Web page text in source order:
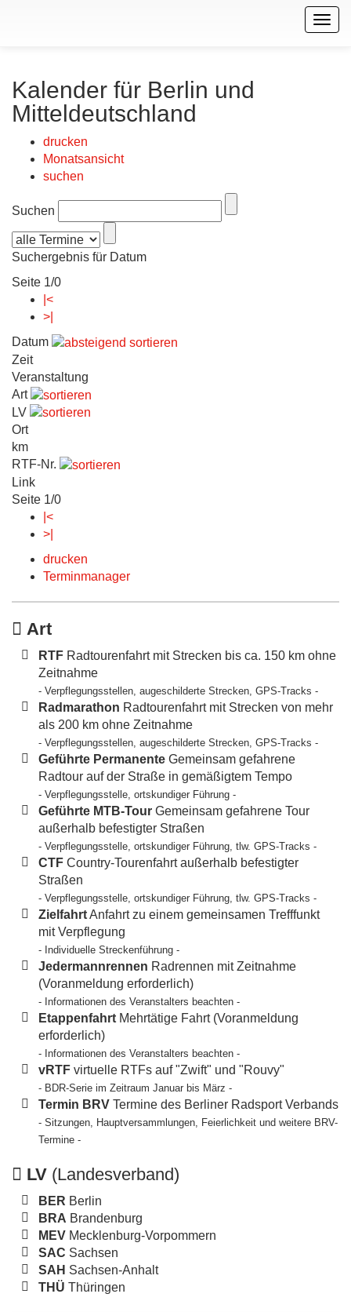
Kalender für Berlin und
Mitteldeutschland
drucken
Monatsansicht
suchen
Suchen
Suchergebnis für Datum
Seite 1/0
|<
>|
Datum
Zeit
Veranstaltung
Art
LV
Ort
km
RTF-Nr.
Link
Seite 1/0
|<
>|
drucken
Terminmanager
Art
RTF Radtourenfahrt mit Strecken bis ca. 150 km ohne
Zeitnahme
- Verpflegungsstellen, augeschilderte Strecken, GPS-Tracks -
Radmarathon Radtourenfahrt mit Strecken von mehr
als 200 km ohne Zeitnahme
- Verpflegungsstellen, augeschilderte Strecken, GPS-Tracks -
Geführte Permanente Gemeinsam gefahrene
Radtour auf der Straße in gemäßigtem Tempo
- Verpflegungsstelle, ortskundiger Führung -
Geführte MTB-Tour Gemeinsam gefahrene Tour
außerhalb befestigter Straßen
- Verpflegungsstelle, ortskundiger Führung, tlw. GPS-Tracks -
CTF Country-Tourenfahrt außerhalb befestigter
Straßen
- Verpflegungsstelle, ortskundiger Führung, tlw. GPS-Tracks -
ZielfahrtAnfahrt zu einem gemeinsamen Trefffunkt
mit Verpflegung
- Individuelle Streckenführung -
Jedermannrennen Radrennen mit Zeitnahme
(Voranmeldung erforderlich)
- Informationen des Veranstalters beachten -
Etappenfahrt Mehrtätige Fahrt (Voranmeldung
erforderlich)
- Informationen des Veranstalters beachten -
vRTF virtuelle RTFs auf "Zwift" und "Rouvy"
- BDR-Serie im Zeitraum Januar bis März -
Termin BRV Termine des Berliner Radsport Verbands
- Sitzungen, Hauptversammlungen, Feierlichkeit und weitere BRV-
Termine -
LV (Landesverband)
BER Berlin
BRA Brandenburg
MEV Mecklenburg-Vorpommern
SAC Sachsen
SAH Sachsen-Anhalt
THÜ Thüringen